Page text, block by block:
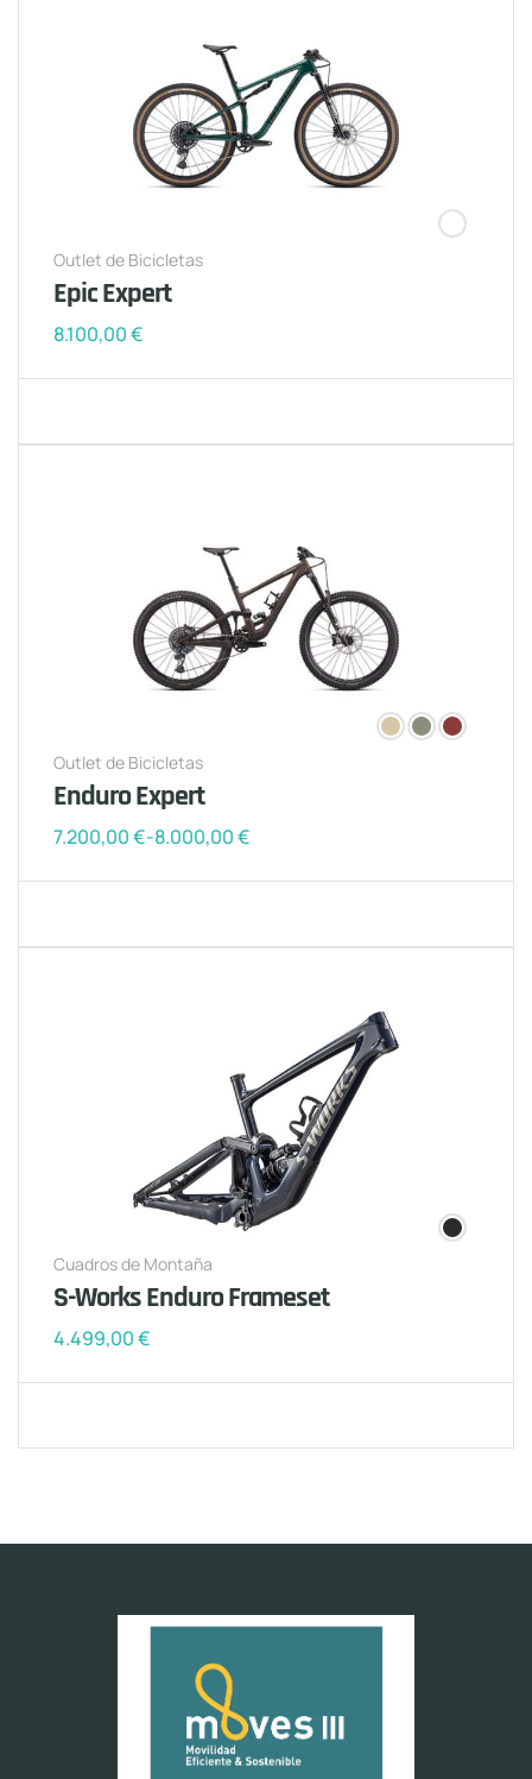
Outlet de Bicicletas
Epic Expert
8.100,00€
Outlet de Bicicletas
Enduro Expert
7.200,00€-8.000,00€
Cuadros de Montaña
S-Works Enduro Frameset
4.499,00€